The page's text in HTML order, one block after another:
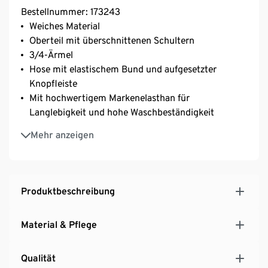
Bestellnummer: 173243
Weiches Material
Oberteil mit überschnittenen Schultern
3/4-Ärmel
Hose mit elastischem Bund und aufgesetzter
Knopfleiste
Mit hochwertigem Markenelasthan für
Langlebigkeit und hohe Waschbeständigkeit
Mehr anzeigen
Mit Baumwolle
Produktbeschreibung
Material & Pflege
Qualität